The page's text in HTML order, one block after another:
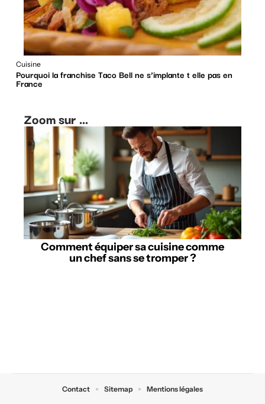
Cuisine
Pourquoi la franchise Taco Bell ne s’implante t elle pas en
France
Zoom sur ...
Comment équiper sa cuisine comme
un chef sans se tromper ?
Contact Sitemap Mentions légales